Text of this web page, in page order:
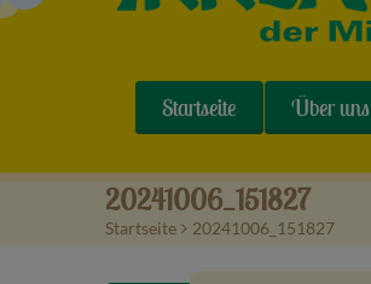
Startseite Über uns
20241006_151827
Startseite > 20241006_151827